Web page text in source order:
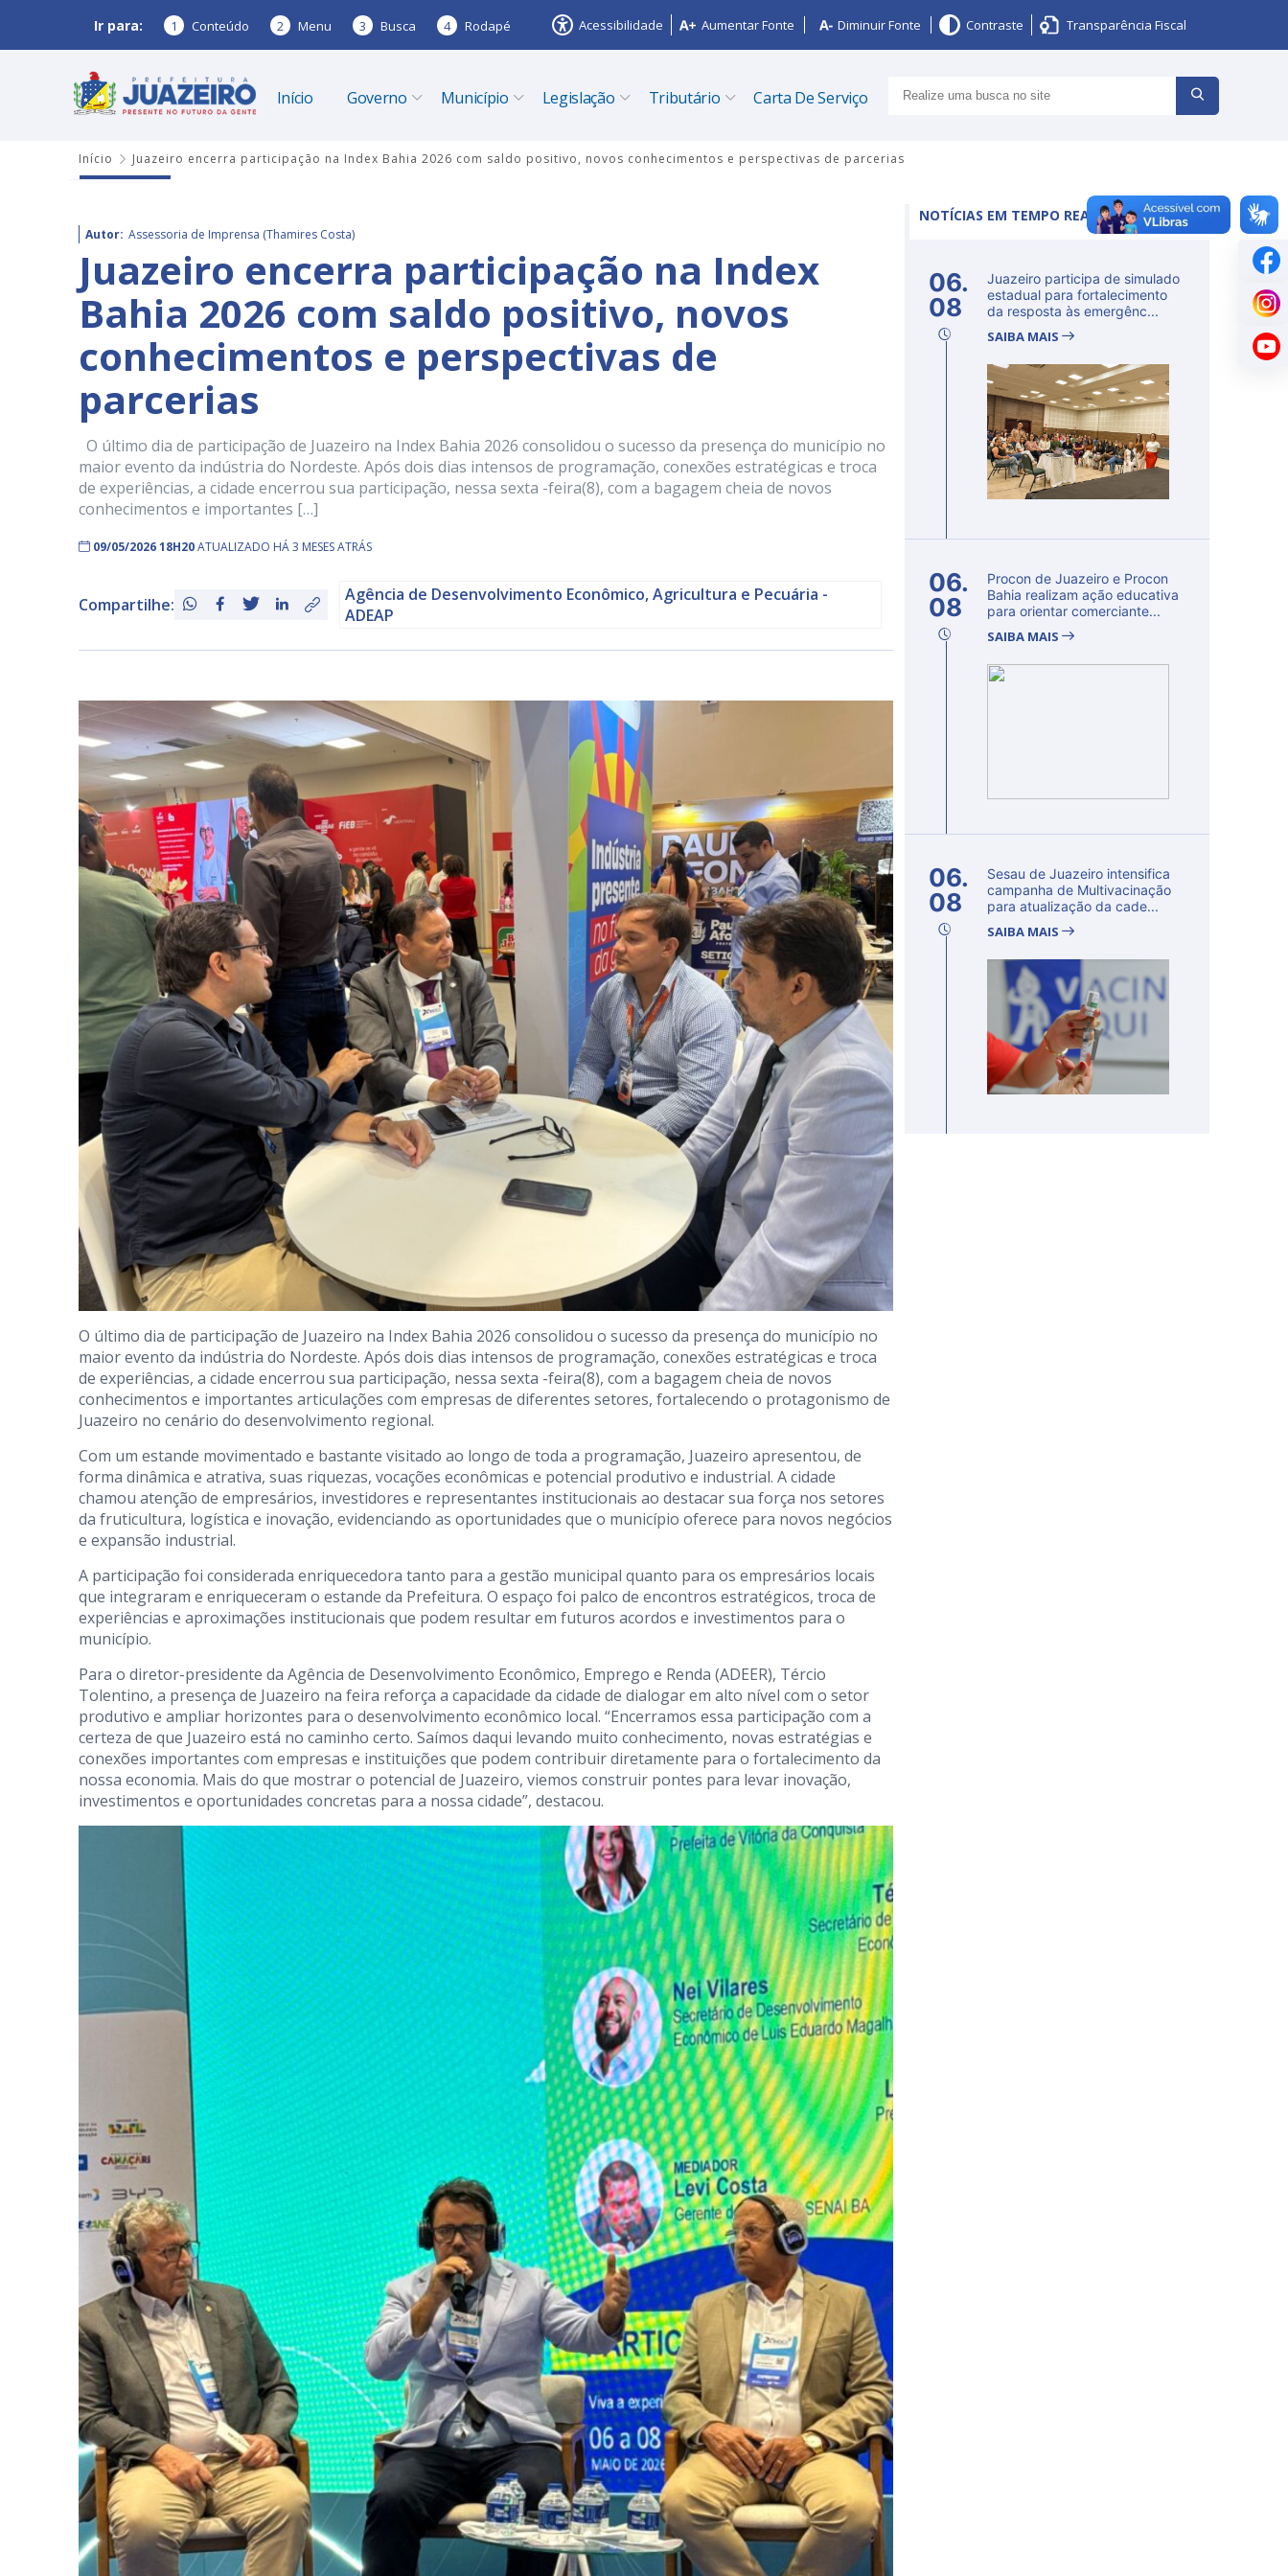
Ir para: 1 Conteúdo 2 Menu 3 Busca 4 Rodapé Acessibilidade Aumentar Fonte Diminuir Fonte Contraste Transparência Fiscal
Início Governo Município Legislação Tributário Carta De Serviço
Início Juazeiro encerra participação na Index Bahia 2026 com saldo positivo, novos conhecimentos e perspectivas de parcerias
Autor: Assessoria de Imprensa (Thamires Costa)
Juazeiro encerra participação na Index
Bahia 2026 com saldo positivo, novos
conhecimentos e perspectivas de
parcerias
O último dia de participação de Juazeiro na Index Bahia 2026 consolidou o sucesso da presença do município no
maior evento da indústria do Nordeste. Após dois dias intensos de programação, conexões estratégicas e troca
de experiências, a cidade encerrou sua participação, nessa sexta -feira(8), com a bagagem cheia de novos
conhecimentos e importantes […]
09/05/2026 18H20ATUALIZADO HÁ 3 MESES ATRÁS
Compartilhe:
Agência de Desenvolvimento Econômico, Agricultura e Pecuária -
ADEAP
O último dia de participação de Juazeiro na Index Bahia 2026 consolidou o sucesso da presença do município no
maior evento da indústria do Nordeste. Após dois dias intensos de programação, conexões estratégicas e troca
de experiências, a cidade encerrou sua participação, nessa sexta -feira(8), com a bagagem cheia de novos
conhecimentos e importantes articulações com empresas de diferentes setores, fortalecendo o protagonismo de
Juazeiro no cenário do desenvolvimento regional.
Com um estande movimentado e bastante visitado ao longo de toda a programação, Juazeiro apresentou, de
forma dinâmica e atrativa, suas riquezas, vocações econômicas e potencial produtivo e industrial. A cidade
chamou atenção de empresários, investidores e representantes institucionais ao destacar sua força nos setores
da fruticultura, logística e inovação, evidenciando as oportunidades que o município oferece para novos negócios
e expansão industrial.
A participação foi considerada enriquecedora tanto para a gestão municipal quanto para os empresários locais
que integraram e enriqueceram o estande da Prefeitura. O espaço foi palco de encontros estratégicos, troca de
experiências e aproximações institucionais que podem resultar em futuros acordos e investimentos para o
município.
Para o diretor-presidente da Agência de Desenvolvimento Econômico, Emprego e Renda (ADEER), Tércio
Tolentino, a presença de Juazeiro na feira reforça a capacidade da cidade de dialogar em alto nível com o setor
produtivo e ampliar horizontes para o desenvolvimento econômico local. “Encerramos essa participação com a
certeza de que Juazeiro está no caminho certo. Saímos daqui levando muito conhecimento, novas estratégias e
conexões importantes com empresas e instituições que podem contribuir diretamente para o fortalecimento da
nossa economia. Mais do que mostrar o potencial de Juazeiro, viemos construir pontes para levar inovação,
investimentos e oportunidades concretas para a nossa cidade”, destacou.
NOTÍCIAS EM TEMPO REAL
06.
08
Juazeiro participa de simulado
estadual para fortalecimento
da resposta às emergênc...
SAIBA MAIS
06.
08
Procon de Juazeiro e Procon
Bahia realizam ação educativa
para orientar comerciante...
SAIBA MAIS
06.
08
Sesau de Juazeiro intensifica
campanha de Multivacinação
para atualização da cade...
SAIBA MAIS